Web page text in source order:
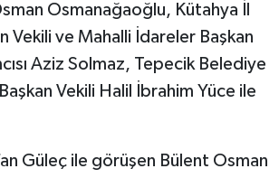
Osmanağaoğlu, Kütahya İl
Vekili ve Mahalli İdareler Başkan
Aziz Solmaz, Tepecik Belediye
Vekili Halil İbrahim Yüce ile
Güleç ile görüşen Bülent Osman